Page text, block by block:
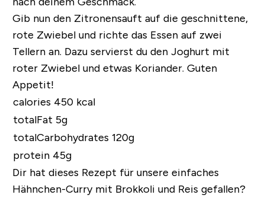
Gib nun den Zitronensauft auf die geschnittene,
rote Zwiebel und richte das Essen auf zwei
Tellern an. Dazu servierst du den Joghurt mit
roter Zwiebel und etwas Koriander. Guten
Appetit!
calories 450 kcal
totalFat 5g
totalCarbohydrates 120g
protein 45g
Dir hat dieses Rezept für unsere einfaches
Hähnchen-Curry mit Brokkoli und Reis gefallen?